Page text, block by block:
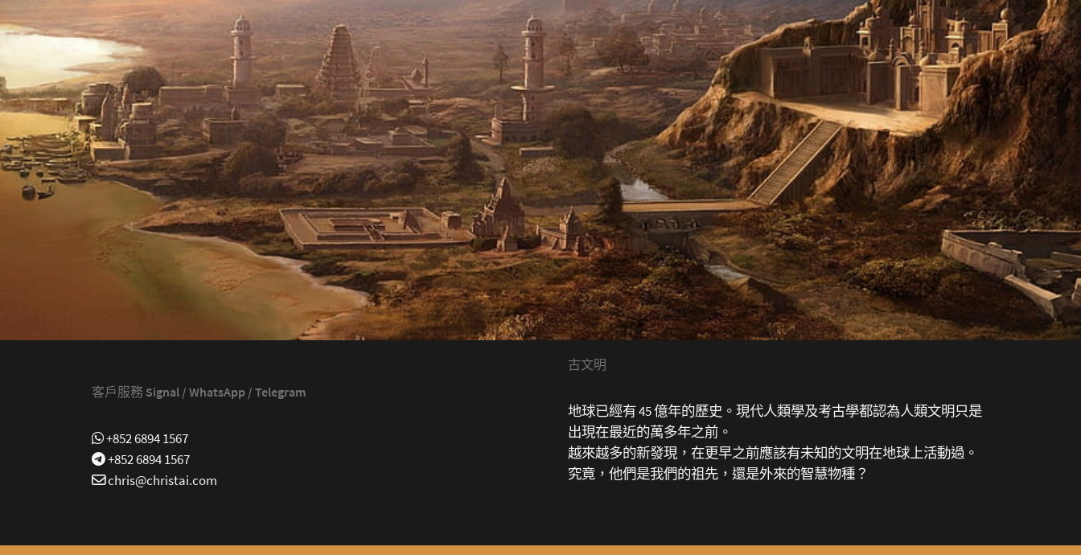
客戶服務 Signal / WhatsApp / Telegram
+852 6894 1567
+852 6894 1567
chris@christai.com
古文明
地球已經有 45 億年的歷史。現代人類學及考古學都認為人類文明只是
出現在最近的萬多年之前。
越來越多的新發現，在更早之前應該有未知的文明在地球上活動過。
究竟，他們是我們的祖先，還是外來的智慧物種？